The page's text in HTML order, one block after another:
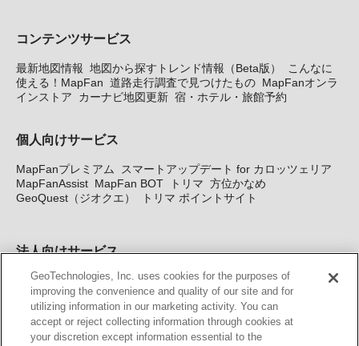
コンテンツサービス
最新地図情報 地図から探すトレンド情報（Beta版）
こんなに
使える！MapFan 道路走行調査で見つけたもの MapFanオンラ
インストア
カーナビ地図更新 宿・ホテル・旅館予約
個人向けサービス
MapFanプレミアム
スマートアップデート for カロッツェリア
MapFanAssist MapFan BOT トリマ 方位かなめ
GeoQuest（ジオクエ）
トリマ ポイントサイト
法人向けサービス
法人向け地図・位置情報サービス WEBサイト・システム向け地
図API Windows PC向け地図開発キット MapFan DB 住所確認
サービス
MAP WORLD+ トリマ広告 Geo-Research
GeoTechnologies, Inc. uses cookies for the purposes of
improving the convenience and quality of our site and for
utilizing information in our marketing activity. You can
accept or reject collecting information through cookies at
your discretion except information essential to the